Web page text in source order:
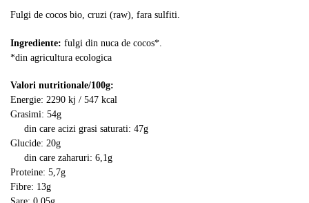
Fulgi de cocos bio, cruzi (raw), fara sulfiti.
Ingrediente: fulgi din nuca de cocos*.
*din agricultura ecologica
Valori nutritionale/100g:
Energie: 2290 kj / 547 kcal
Grasimi: 54g
din care acizi grasi saturati: 47g
Glucide: 20g
din care zaharuri: 6,1g
Proteine: 5,7g
Fibre: 13g